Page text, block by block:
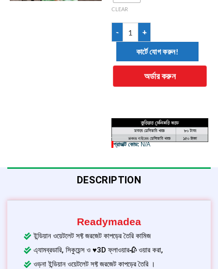
CLEAR
কার্টে যোগ করুন!
অর্ডার করুন
প্রোডাক্ট কোড:N/A
DESCRIPTION
Readymadea
ইন্ডিয়ান ওয়েটলেট সফ্ট জরজেট কাপড়ের তৈরি কামিজ
এ্যামব্রডারি, সিকুয়েন্স ও ♥3D ফ্লাওয়ার🥀 ওয়ার করা,
ওড়না ইন্ডিয়ান ওয়েটলেট সফ্ট জরজেট কাপড়ের তৈরি ।